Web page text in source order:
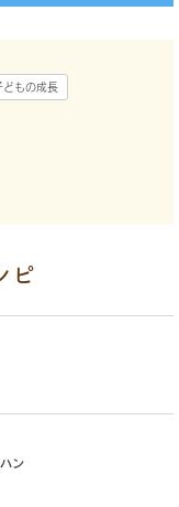
どもの成長
ピ
ン